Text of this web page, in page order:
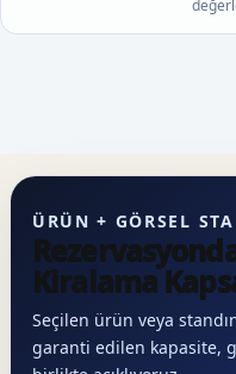
ÜRÜN + GÖRSEL
Kiralama
Seçilen ürün veya
garanti edilen kapasite,